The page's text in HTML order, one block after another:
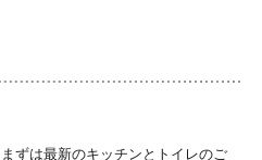
ずは最新のキッチンとトイレのご